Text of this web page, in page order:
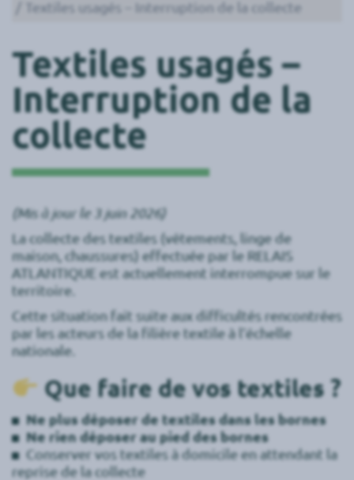
Textiles usagés – Interruption de la collecte
Textiles usagés –
Interruption de la
collecte
(Mis à jour le 3 juin 2026)
La collecte des textiles (vêtements, linge de
maison, chaussures) effectuée par le RELAIS
ATLANTIQUE est actuellement interrompue sur le
territoire.
Cette situation fait suite aux difficultés rencontrées
par les acteurs de la filière textile à l’échelle
nationale.
Que faire de vos textiles ?
Ne plus déposer de textiles dans les bornes
Ne rien déposer au pied des bornes
Conserver vos textiles à domicile en attendant la
reprise de la collecte